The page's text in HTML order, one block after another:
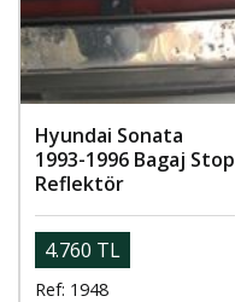
Hyundai Sonata
1993-1996 Bagaj Stop
Reflektör
4.760 TL
Ref: 1948